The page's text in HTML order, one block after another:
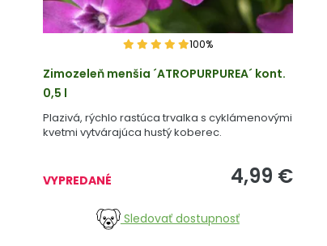
100%
Zimozeleň menšia ´ATROPURPUREA´ kont.
0,5 l
Plazivá, rýchlo rastúca trvalka s cyklámenovými
kvetmi vytvárajúca hustý koberec.
VYPREDANÉ 4,99 €
Sledovať dostupnosť